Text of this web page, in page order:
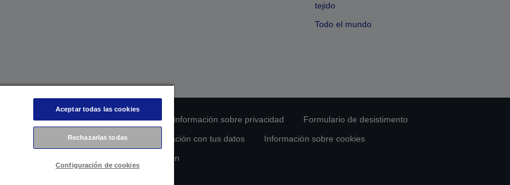
tejido
Todo el mundo
de los productos Declaración de información sobre privacidad
Formulario de desistimento
Ponte en contacto con nosotros en relación con tus datos
Información sobre cookies
Compromiso de accesibilidad de Epson
Aceptar todas las cookies
Rechazarlas todas
Configuración de cookies